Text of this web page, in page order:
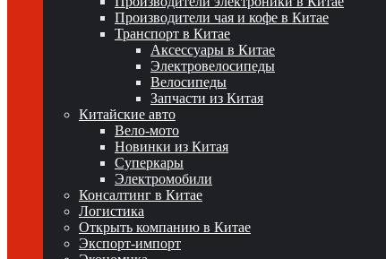
Производители чая и кофе в Китае
Транспорт в Китае
Аксессуары в Китае
Электровелосипеды
Велосипеды
Запчасти из Китая
Китайские авто
Вело-мото
Новинки из Китая
Суперкары
Электромобили
Консалтинг в Китае
Логистика
Открыть компанию в Китае
Экспорт-импорт